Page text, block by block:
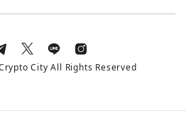
City All Rights Reserved